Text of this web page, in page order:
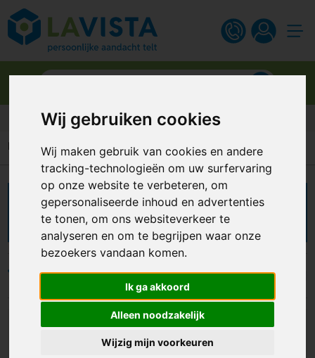
Wij gebruiken cookies
Wij maken gebruik van cookies en andere
tracking-technologieën om uw surfervaring
op onze website te verbeteren, om
gepersonaliseerde inhoud en advertenties
te tonen, om ons websiteverkeer te
analyseren en om te begrijpen waar onze
bezoekers vandaan komen.
Ik ga akkoord
Alleen noodzakelijk
Wijzig mijn voorkeuren
Gratis digitaal ontwerp
Home Gadgets VR brillen
VR brillen bedrukken
Filters